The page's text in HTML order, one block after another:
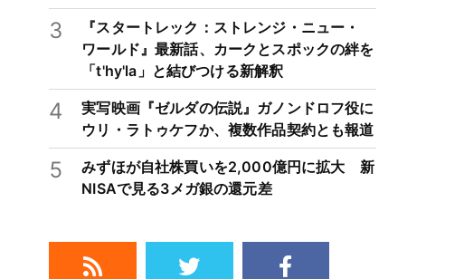
3
『スタートレック：ストレンジ・ニュー・
ワールド』最新話、カークとスポックの絆を
「t'hy'la」と結びつける新解釈
4
実写映画『ゼルダの伝説』ガノンドロフ役に
ウリ・ラトゥケフか、複数作品契約とも報道
5
みずほが自社株買いを2,000億円に拡大 新
NISAで見る3メガ銀の還元差